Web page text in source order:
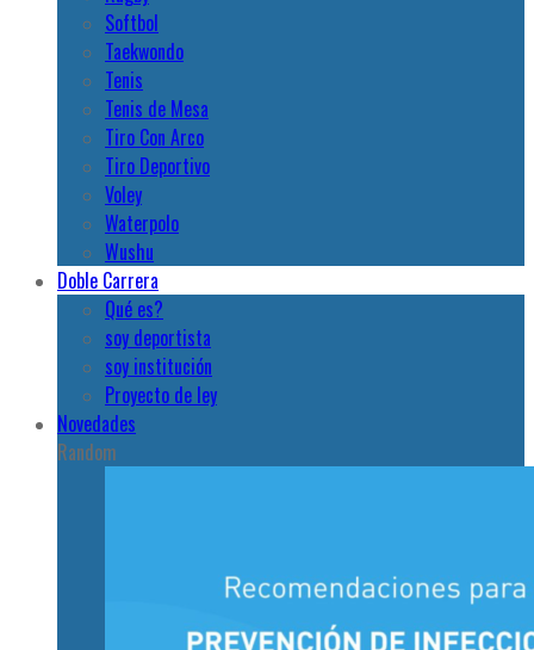
Softbol
Taekwondo
Tenis
Tenis de Mesa
Tiro Con Arco
Tiro Deportivo
Voley
Waterpolo
Wushu
Doble Carrera
Qué es?
soy deportista
soy institución
Proyecto de ley
Novedades
Random